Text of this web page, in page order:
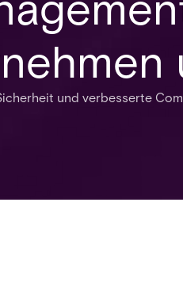
und verbesserte